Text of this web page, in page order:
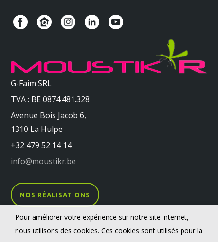
G-Faim SRL
TVA : BE 0874.481.328
Avenue Bois Jacob 6,
1310 La Hulpe
+32 479 52 14 14
info@moustikr.be
NOS RÉALISATIONS
Pour améliorer votre expérience sur notre site internet,
nous utilisons des cookies. Ces cookies sont utilisés pour la